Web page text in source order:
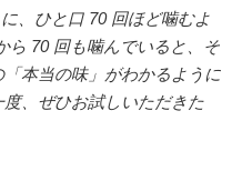
、ひと口 70 回ほど噛むよ
ら 70 回も噛んでいると、そ
本当の味」がわかるように
、ぜひお試しいただきた